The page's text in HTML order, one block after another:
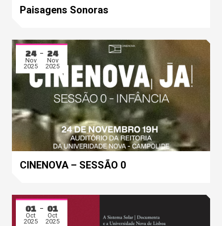
Paisagens Sonoras
24
Nov
2025
24
Nov
2025
CINENOVA – SESSÃO 0
01
Oct
2025
01
Oct
2025